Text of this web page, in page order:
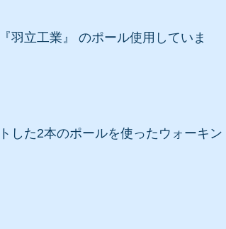
羽立工業』 のポール使用していま
た2本のポールを使ったウォーキン